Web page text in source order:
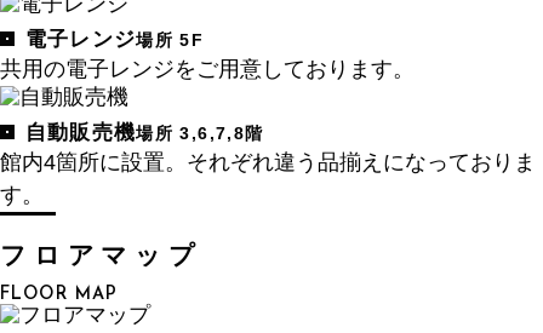
電子レンジ場所 5F
共用の電子レンジをご用意しております。
自動販売機場所 3,6,7,8階
館内4箇所に設置。それぞれ違う品揃えになっておりま
す。
フロアマップ
FLOOR MAP